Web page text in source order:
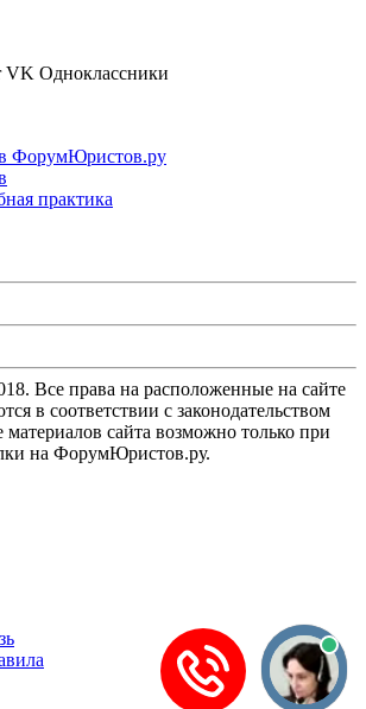
VK Одноклассники
ФорумЮристов.ру
практика
Все права на расположенные на сайте
в соответствии с законодательством
сайта возможно только при
на ФорумЮристов.ру.